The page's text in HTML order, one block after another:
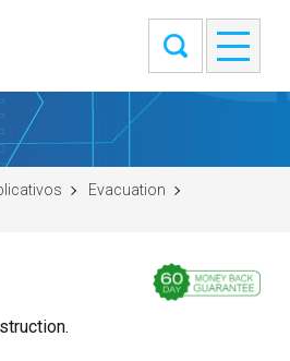
Evacuation